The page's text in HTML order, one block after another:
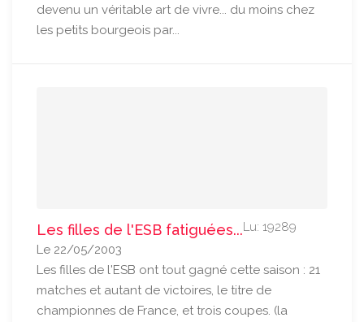
devenu un véritable art de vivre... du moins chez
les petits bourgeois par...
Les filles de l'ESB fatiguées...Lu: 19289
Le 22/05/2003
Les filles de l'ESB ont tout gagné cette saison : 21
matches et autant de victoires, le titre de
championnes de France, et trois coupes. (la